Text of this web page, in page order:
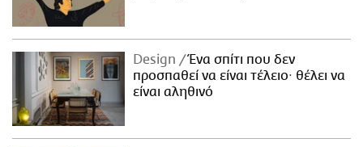
Design
Ένα σπίτι που δεν
προσπαθεί να είναι τέλειο· θέλει να
είναι αληθινό